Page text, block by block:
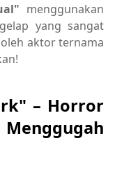
menggunakan
yang sangat
aktor ternama
– Horror